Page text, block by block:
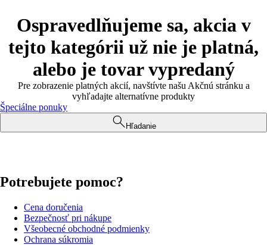
Ospravedlňujeme sa, akcia v
tejto kategórii už nie je platná,
alebo je tovar vypredaný
Pre zobrazenie platných akcií, navštívte našu Akčnú stránku a
vyhľadajte alternatívne produkty
Špeciálne ponuky
Hľadanie
Potrebujete pomoc?
Cena doručenia
Bezpečnosť pri nákupe
Všeobecné obchodné podmienky
Ochrana súkromia